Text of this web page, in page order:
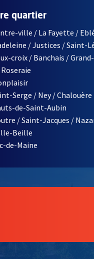
À LA
fenêtre
quartier
ville / La Fayette /
/ Justices / Saint-
croix / Banchais /
Roseraie
Serge / Ney / Chalouère
de-Saint-Aubin
/ Saint-Jacques /
Beille
de-Maine